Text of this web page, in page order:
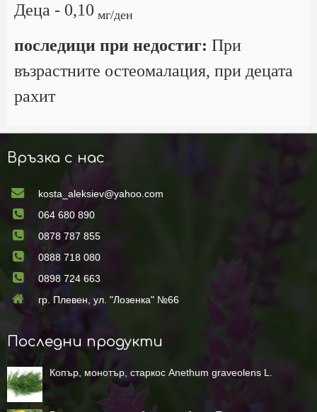
Деца - 0,10 мг/ден
последици при недостиг: При
възрастните остеомалация, при децата
рахит
Връзка с нас
kosta_aleksiev@yahoo.com
064 680 890
0878 787 855
0888 718 080
0898 724 663
гр. Плевен, ул. "Лозенка" №66
Последни продукти
Копър, монотър, старкос Anethum graveolens L.